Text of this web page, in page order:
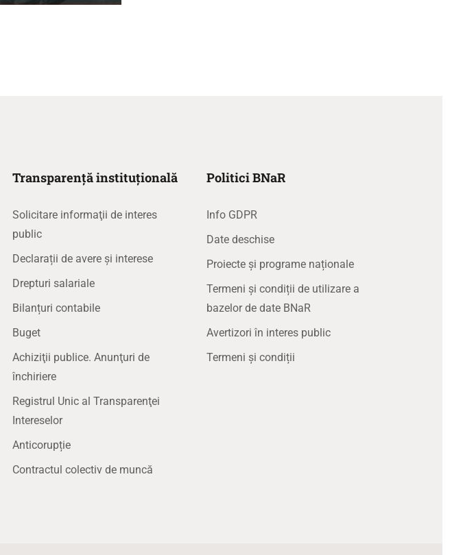
Transparență instituțională
Solicitare informaţii de interes
public
Declarații de avere și interese
Drepturi salariale
Bilanțuri contabile
Buget
Achiziţii publice. Anunţuri de
închiriere
Registrul Unic al Transparenţei
Intereselor
Anticorupție
Contractul colectiv de muncă
Politici BNaR
Info GDPR
Date deschise
Proiecte și programe naționale
Termeni și condiții de utilizare a
bazelor de date BNaR
Avertizori în interes public
Termeni și condiții